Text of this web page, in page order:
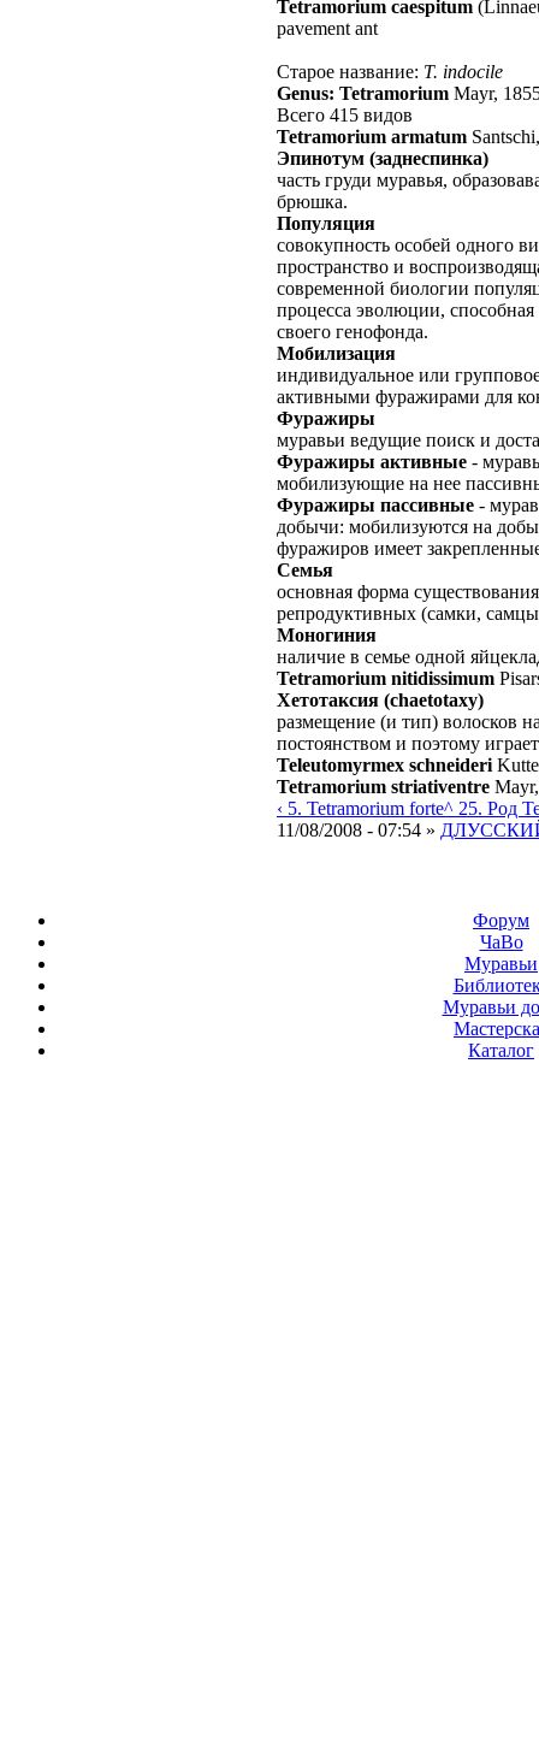
Tetramorium caespitum
pavement ant
Старое название: T. indocile
Genus: Tetramorium Mayr,
Всего 415 видов
Tetramorium armatum
Эпинотум (заднеспинка)
часть груди муравья,
брюшка.
Популяция
совокупность особей одного
пространство и
современной биологии
процесса эволюции,
своего генофонда.
Мобилизация
индивидуальное или
активными фуражирами для
Фуражиры
муравьи ведущие поиск и
Фуражиры активные -
мобилизующие на нее
Фуражиры пассивные -
добычи: мобилизуются на
фуражиров имеет
Семья
основная форма
репродуктивных (самки,
Моногиния
наличие в семье одной
Tetramorium nitidissimum
Хетотаксия (chaetotaxy)
размещение (и тип) волосков
постоянством и поэтому
Teleutomyrmex schneideri
Tetramorium striativentre
‹ 5. Tetramorium forte^ 25. Род
11/08/2008 - 07:54 »
Форум
ЧаВо
Муравьи
Муравьи
Каталог